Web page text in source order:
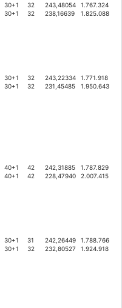
30+1
30+1
32
32
243,48054
238,16639
1.767.324
1.825.088
30+1
30+1
32
32
243,22334
231,45485
1.771.918
1.950.643
40+1
40+1
42
42
242,31885
228,47940
1.787.829
2.007.415
30+1
30+1
31
32
242,26449
232,80527
1.788.766
1.924.918